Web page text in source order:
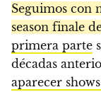
Seguimos con
season finale
primera parte
décadas
aparecer